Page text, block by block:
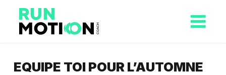
EQUIPE TOI POUR L’AUTOMNE